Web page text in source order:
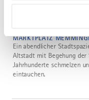
Memmingen zum
MARKTPLATZ
Ein abendlicher
Altstadt mit Begehung
Jahrhunderte schmelzen
eintauchen.